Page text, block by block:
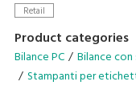
streamlining
• Accommodate a
• Small Footprint
Retail
Product categories
Bilance PC
Bilance
Stampanti per